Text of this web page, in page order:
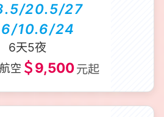
20.5/27
10.6/24
6天5夜
空 ＄9,500元起